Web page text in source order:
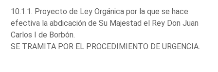
10.1.1. Proyecto de Ley Orgánica por la que se hace
efectiva la abdicación de Su Majestad el Rey Don Juan
Carlos I de Borbón.
SE TRAMITA POR EL PROCEDIMIENTO DE URGENCIA.